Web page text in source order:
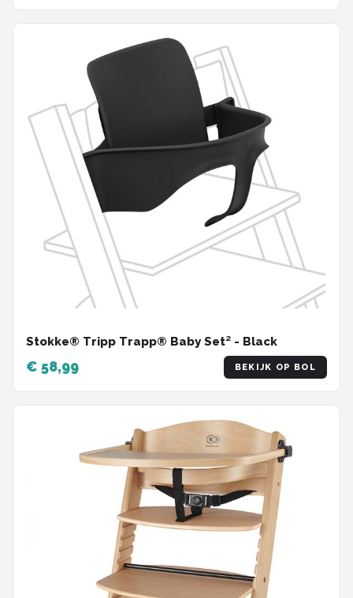
Stokke® Tripp Trapp® Baby Set² - Black
€ 58,99 BEKIJK OP BOL